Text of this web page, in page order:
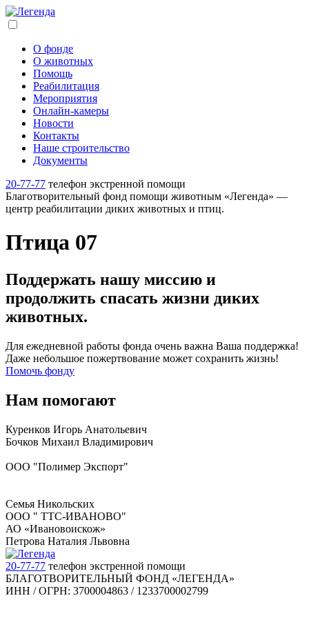
О фонде
О животных
Помощь
Реабилитация
Мероприятия
Онлайн-камеры
Новости
Контакты
Наше строительство
Документы
20-77-77 телефон экстренной помощи
Благотворительный фонд помощи животным «Легенда» —
центр реабилитации диких животных и птиц.
Птица 07
Поддержать нашу миссию и
продолжить спасать жизни диких
животных.
Для ежедневной работы фонда очень важна Ваша поддержка!
Даже небольшое пожертвование может сохранить жизнь!
Помочь фонду
Нам помогают
Куренков Игорь Анатольевич
Бочков Михаил Владимирович
ООО "Полимер Экспорт"
Семья Никольских
ООО " ТТС-ИВАНОВО"
АО «Ивановоискож»
Петрова Наталия Львовна
20-77-77 телефон экстренной помощи
БЛАГОТВОРИТЕЛЬНЫЙ ФОНД «ЛЕГЕНДА»
ИНН / ОГРН: 3700004863 / 1233700002799